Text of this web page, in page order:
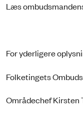
Læs
For yderligere
Folketingets
Områdechef Kirsten